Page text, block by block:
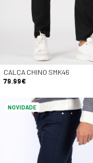
CALÇA CHINO SMK46
79.99€
NOVIDADE